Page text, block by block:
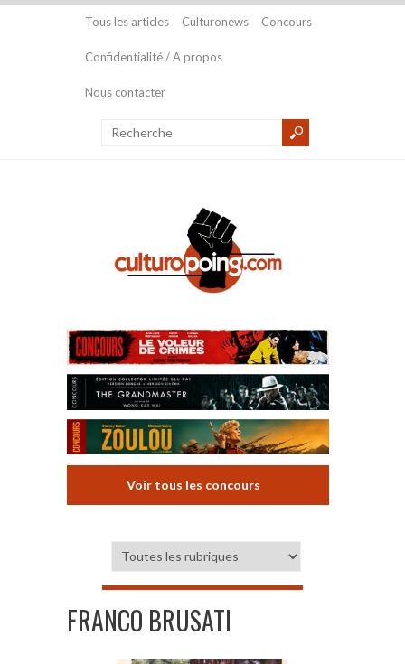
Tous les articles Culturonews Concours
Confidentialité / A propos
Nous contacter
Voir tous les concours
FRANCO BRUSATI